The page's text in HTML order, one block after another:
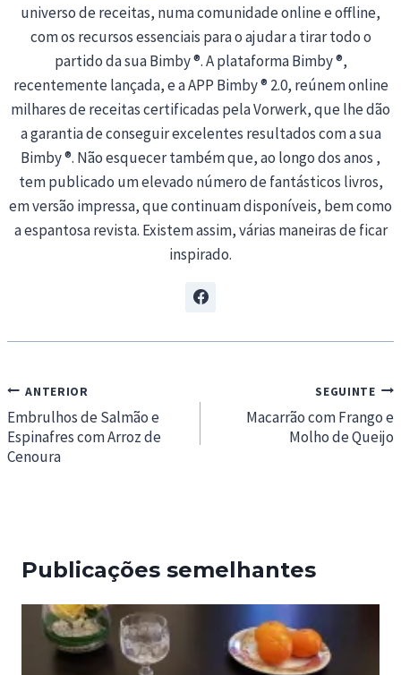
universo de receitas, numa comunidade online e offline,
com os recursos essenciais para o ajudar a tirar todo o
partido da sua Bimby ®. A plataforma Bimby ®,
recentemente lançada, e a APP Bimby ® 2.0, reúnem online
milhares de receitas certificadas pela Vorwerk, que lhe dão
a garantia de conseguir excelentes resultados com a sua
Bimby ®. Não esquecer também que, ao longo dos anos ,
tem publicado um elevado número de fantásticos livros,
em versão impressa, que continuam disponíveis, bem como
a espantosa revista. Existem assim, várias maneiras de ficar
inspirado.
Navegação
de
artigos
ANTERIOR
Embrulhos de Salmão e
Espinafres com Arroz de
Cenoura
SEGUINTE
Macarrão com Frango e
Molho de Queijo
Publicações semelhantes